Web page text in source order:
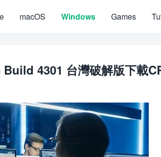
macOS Windows Games
4301 台灣破解版下載